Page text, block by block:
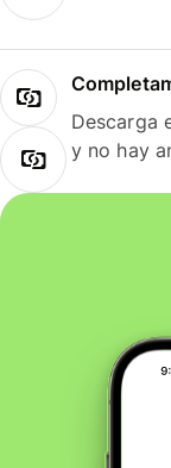
Descarga
y no hay